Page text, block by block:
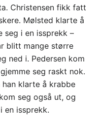
Christensen fikk fatt
Mølsted klarte å
seg i en issprekk –
blitt mange større
ned i. Pedersen kom
seg raskt nok.
han klarte å krabbe
seg også ut, og
en issprekk.